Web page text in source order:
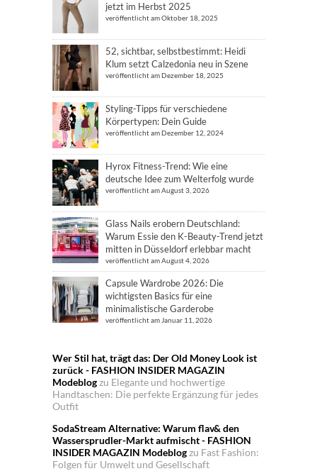
jetzt im Herbst 2025
veröffentlicht am Oktober 18, 2025
52, sichtbar, selbstbestimmt: Heidi
Klum setzt Calzedonia neu in Szene
veröffentlicht am Dezember 18, 2025
Styling-Tipps für verschiedene
Körpertypen: Dein Guide
veröffentlicht am Dezember 12, 2024
Hyrox Fitness-Trend: Wie eine
deutsche Idee zum Welterfolg wurde
veröffentlicht am August 3, 2026
Glass Nails erobern Deutschland:
Warum Essie den K-Beauty-Trend jetzt
mitten in Düsseldorf erlebbar macht
veröffentlicht am August 4, 2026
Capsule Wardrobe 2026: Die
wichtigsten Basics für eine
minimalistische Garderobe
veröffentlicht am Januar 11, 2026
Wer Stil hat, trägt das: Der Old Money Look ist
zurück - FASHION INSIDER MAGAZIN
Modeblogzu Elegante und hochwertige
Handtaschen: Die perfekte Ergänzung für jedes
Outfit
SodaStream Alternative: Warum flav& den
Wassersprudler-Markt aufmischt - FASHION
INSIDER MAGAZIN Modeblogzu Fast Fashion:
Folgen für Umwelt und Gesellschaft